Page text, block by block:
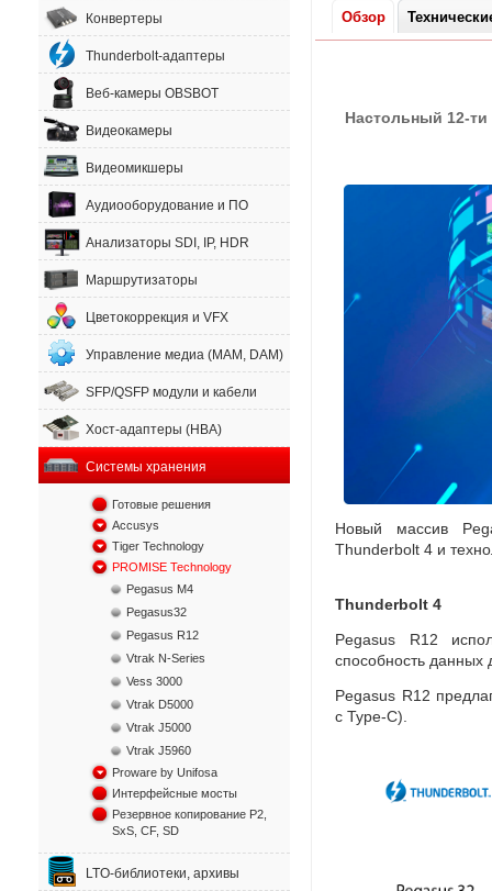
Конвертеры
Thunderbolt-адаптеры
Веб-камеры OBSBOT
Видеокамеры
Видеомикшеры
Аудиооборудование и ПО
Анализаторы SDI, IP, HDR
Маршрутизаторы
Цветокоррекция и VFX
Управление медиа (MAM, DAM)
SFP/QSFP модули и кабели
Хост-адаптеры (HBA)
Системы хранения
Готовые решения
Accusys
Tiger Technology
PROMISE Technology
Pegasus M4
Pegasus32
Pegasus R12
Vtrak N-Series
Vess 3000
Vtrak D5000
Vtrak J5000
Vtrak J5960
Proware by Unifosa
Интерфейсные мосты
Резервное копирование P2,
SxS, CF, SD
LTO-библиотеки, архивы
Обзор
Настольный 12-
Новый массив
Thunderbolt 4 и
Thunderbolt 4
Pegasus R12
способность
Pegasus R12
с Type-C).